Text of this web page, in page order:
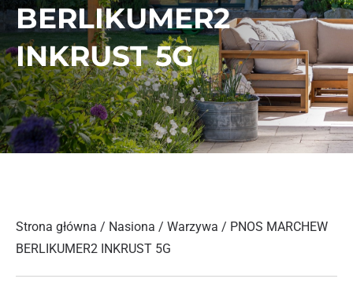
BERLIKUMER2
INKRUST 5G
Strona główna / Nasiona / Warzywa / PNOS MARCHEW
BERLIKUMER2 INKRUST 5G